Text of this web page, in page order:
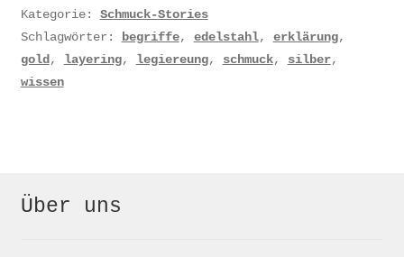
Kategorie: Schmuck-Stories
Schlagwörter: begriffe, edelstahl, erklärung,
gold, layering, legiereung, schmuck, silber,
wissen
Über uns